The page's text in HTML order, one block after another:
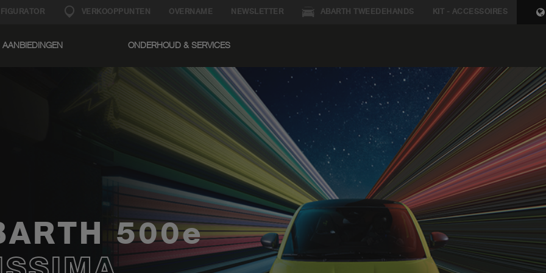
VERKOOPPUNTEN OVERNAME NEWSLETTER ABARTH TWEEDEHANDS KIT - ACCESSOIRES
AANBIEDINGEN ONDERHOUD & SERVICES​
500e